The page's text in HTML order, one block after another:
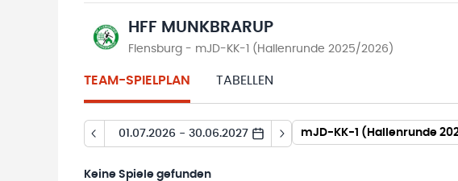
HFF MUNKBRARUP
Flensburg - mJD-KK-1 (Hallenrunde 2025/2026)
TEAM-SPIELPLAN TABELLEN
01.07.2026 - 30.06.2027 mJD-KK-1 (Hallenrunde
Keine Spiele gefunden